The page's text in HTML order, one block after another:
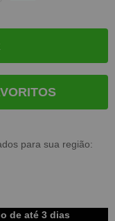
para sua região:
de até 3 dias